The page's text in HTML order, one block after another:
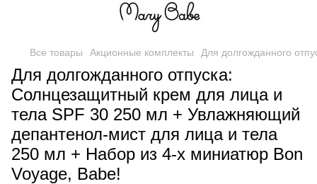
Все товары Акционные комплекты Для долгожданного
Для долгожданного отпуска:
Солнцезащитный крем для лица и
тела SPF 30 250 мл + Увлажняющий
депантенол-мист для лица и тела
250 мл + Набор из 4-х миниатюр Bon
Voyage, Babe!